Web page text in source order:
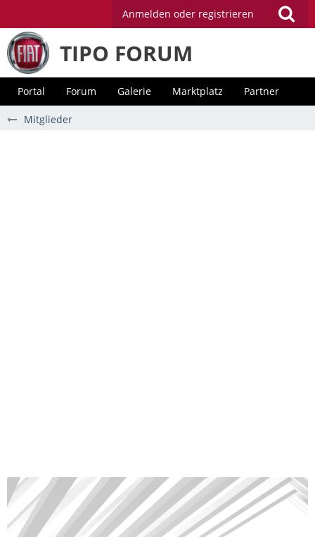
Anmelden oder registrieren
TIPO FORUM
Portal Forum Galerie Marktplatz Partner
Mitglieder